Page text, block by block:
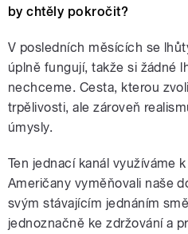
by chtěly pokročit?
V posledních měsících se
úplně fungují, takže si žádné
nechceme. Cesta, kterou
trpělivosti, ale zároveň
úmysly.
Ten jednací kanál využíváme
Američany vyměňovali naše
svým stávajícím jednáním
jednoznačně ke zdržování a